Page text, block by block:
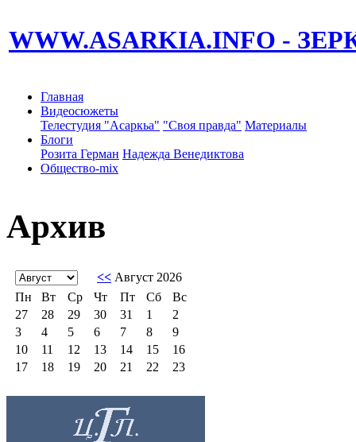
WWW.ASARKIA.INFO -
Главная
Видеосюжеты
Телестудия "Асаркьа" "Своя правда" Материалы
Блоги
Розита Герман Надежда Венедиктова
Общество-mix
Архив